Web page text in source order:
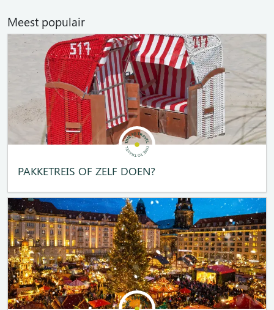
Meest populair
PAKKETREIS OF ZELF DOEN?